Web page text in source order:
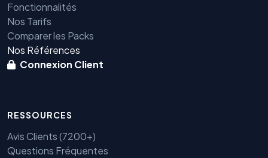
Fonctionnalités
Nos Tarifs
Comparer les Packs
Nos Références
Connexion Client
RESSOURCES
Avis Clients (7200+)
Questions Fréquentes